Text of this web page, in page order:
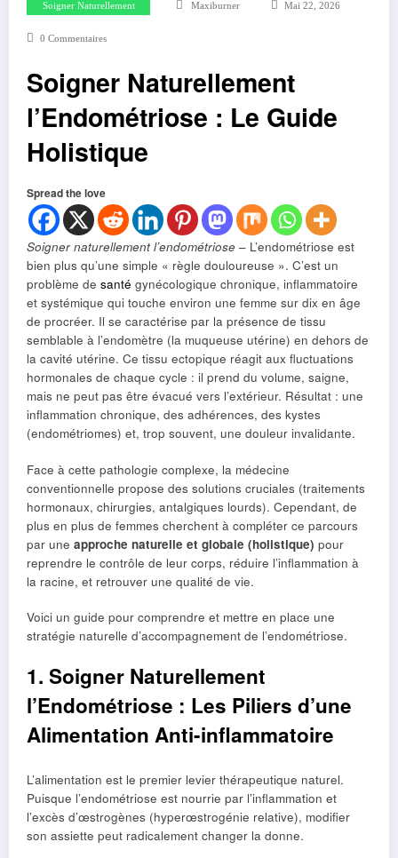
Soigner Naturellement Maxiburner Mai 22, 2026
0 Commentaires
Soigner Naturellement
l’Endométriose : Le Guide
Holistique
Spread the love
Soigner naturellement l’endométriose – L’endométriose est
bien plus qu’une simple « règle douloureuse ». C’est un
problème de santé gynécologique chronique, inflammatoire
et systémique qui touche environ une femme sur dix en âge
de procréer. Il se caractérise par la présence de tissu
semblable à l’endomètre (la muqueuse utérine) en dehors de
la cavité utérine. Ce tissu ectopique réagit aux fluctuations
hormonales de chaque cycle : il prend du volume, saigne,
mais ne peut pas être évacué vers l’extérieur. Résultat : une
inflammation chronique, des adhérences, des kystes
(endométriomes) et, trop souvent, une douleur invalidante.
Face à cette pathologie complexe, la médecine
conventionnelle propose des solutions cruciales (traitements
hormonaux, chirurgies, antalgiques lourds). Cependant, de
plus en plus de femmes cherchent à compléter ce parcours
par une approche naturelle et globale (holistique) pour
reprendre le contrôle de leur corps, réduire l’inflammation à
la racine, et retrouver une qualité de vie.
Voici un guide pour comprendre et mettre en place une
stratégie naturelle d’accompagnement de l’endométriose.
1. Soigner Naturellement
l’Endométriose : Les Piliers d’une
Alimentation Anti-inflammatoire
L’alimentation est le premier levier thérapeutique naturel.
Puisque l’endométriose est nourrie par l’inflammation et
l’excès d’œstrogènes (hyperœstrogénie relative), modifier
son assiette peut radicalement changer la donne.